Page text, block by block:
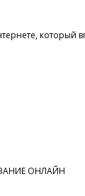
который
ОНЛАЙН